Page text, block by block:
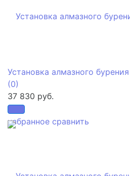
избранное сравнить
Установка алмазного
(0)
37 830 руб.